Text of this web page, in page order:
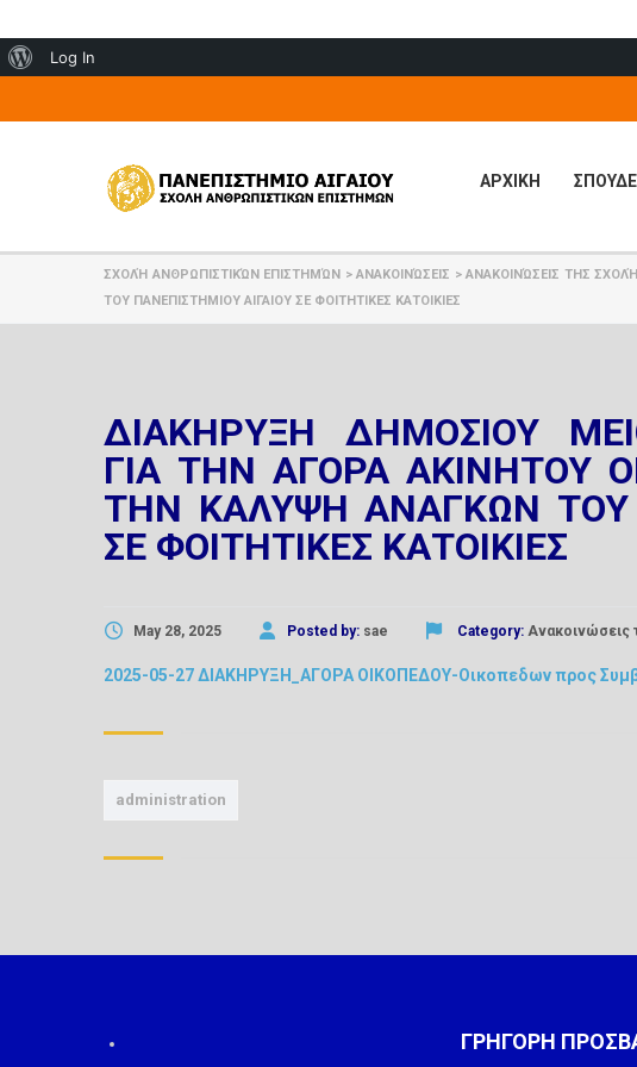
About
Log In
ΑΡΧΙΚΗ
ΣΧΟΛΉ ΑΝΘΡΩΠΙΣΤΙΚΏΝ ΕΠΙΣΤΗΜΏΝ > ΑΝΑΚΟΙΝΏΣΕΙΣ > ΑΝΑΚΟΙΝΏΣΕΙΣ ΤΗΣ
ΤΟΥ ΠΑΝΕΠΙΣΤΗΜΙΟΥ ΑΙΓΑΙΟΥ ΣΕ ΦΟΙΤΗΤΙΚΕΣ ΚΑΤΟΙΚΙΕΣ
ΔΙΑΚΗΡΥΞΗ ΔΗΜΟΣΙΟΥ
ΓΙΑ ΤΗΝ ΑΓΟΡΑ ΑΚΙΝΗΤΟΥ
ΤΗΝ ΚΑΛΥΨΗ ΑΝΑΓΚΩΝ ΤΟΥ
ΣΕ ΦΟΙΤΗΤΙΚΕΣ ΚΑΤΟΙΚΙΕΣ
May 28, 2025 Posted by: sae Category: Ανακοινώσεις
2025-05-27 ΔΙΑΚΗΡΥΞΗ_ΑΓΟΡΑ ΟΙΚΟΠΕΔΟΥ-Οικοπεδων προς
administration
ΓΡΗΓΟΡΗ